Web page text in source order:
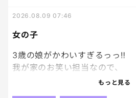
女の子
2026.08.09 07:46
3歳の娘がかわいすぎるっっ‼
我が家のお笑い担当なので、
やることに基本爆笑なんだけど、
もっと見る